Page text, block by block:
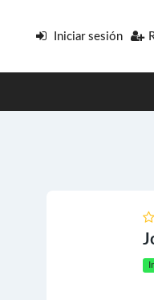
Iniciar sesión